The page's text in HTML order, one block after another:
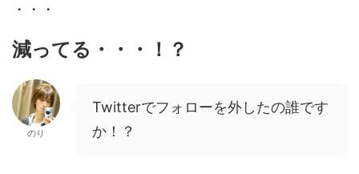
・・・
減ってる・・・！？
のり
Twitterでフォローを外したの誰です
か！？